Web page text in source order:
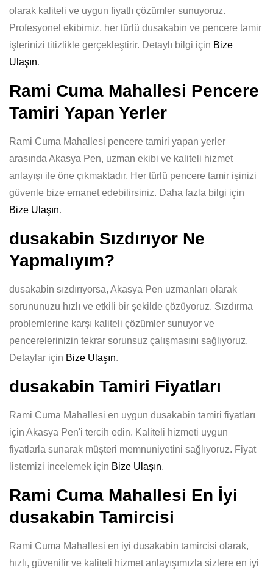
olarak kaliteli ve uygun fiyatlı çözümler sunuyoruz.
Profesyonel ekibimiz, her türlü dusakabin ve pencere tamir
işlerinizi titizlikle gerçekleştirir. Detaylı bilgi için Bize
Ulaşın.
Rami Cuma Mahallesi Pencere
Tamiri Yapan Yerler
Rami Cuma Mahallesi pencere tamiri yapan yerler
arasında Akasya Pen, uzman ekibi ve kaliteli hizmet
anlayışı ile öne çıkmaktadır. Her türlü pencere tamir işinizi
güvenle bize emanet edebilirsiniz. Daha fazla bilgi için
Bize Ulaşın.
dusakabin Sızdırıyor Ne
Yapmalıyım?
dusakabin sızdırıyorsa, Akasya Pen uzmanları olarak
sorununuzu hızlı ve etkili bir şekilde çözüyoruz. Sızdırma
problemlerine karşı kaliteli çözümler sunuyor ve
pencerelerinizin tekrar sorunsuz çalışmasını sağlıyoruz.
Detaylar için Bize Ulaşın.
dusakabin Tamiri Fiyatları
Rami Cuma Mahallesi en uygun dusakabin tamiri fiyatları
için Akasya Pen'i tercih edin. Kaliteli hizmeti uygun
fiyatlarla sunarak müşteri memnuniyetini sağlıyoruz. Fiyat
listemizi incelemek için Bize Ulaşın.
Rami Cuma Mahallesi En İyi
dusakabin Tamircisi
Rami Cuma Mahallesi en iyi dusakabin tamircisi olarak,
hızlı, güvenilir ve kaliteli hizmet anlayışımızla sizlere en iyi